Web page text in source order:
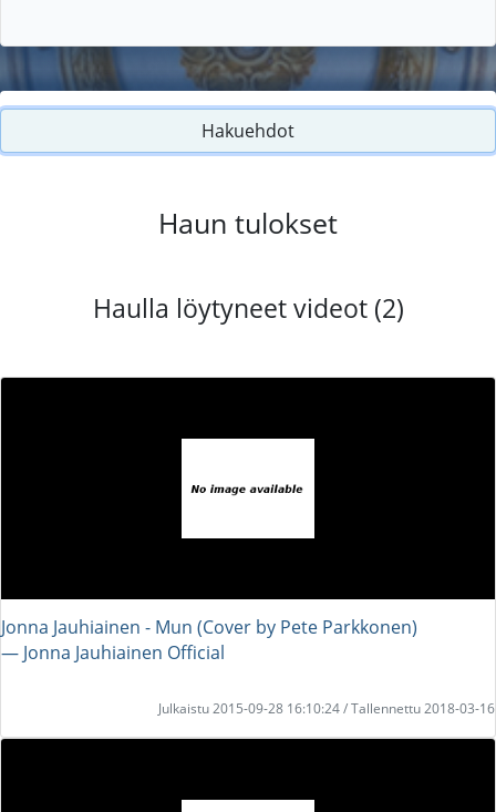
Hakuehdot
Haun tulokset
Haulla löytyneet videot (2)
Jonna Jauhiainen - Mun (Cover by Pete Parkkonen)
― Jonna Jauhiainen Official
Julkaistu 2015-09-28 16:10:24 / Tallennettu 2018-03-16